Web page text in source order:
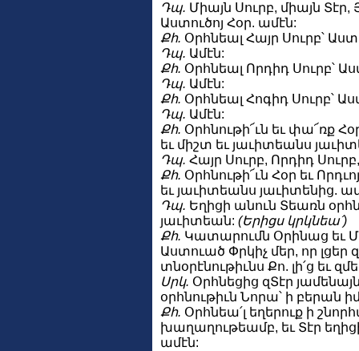
Դպ. Միայն Սուրբ, միայն
Աստուծոյ Հօր. ամէն:
Քհ. Օրհնեալ Հայր Սուրբ՝
Դպ. Ամէն:
Քհ. Օրհնեալ Որդիդ Սուրբ՝
Դպ. Ամէն:
Քհ. Օրհնեալ Հոգիդ Սուրբ՝
Դպ. Ամէն:
Քհ. Օրհնութի՜ւն եւ փա՜ռք
եւ միշտ եւ յաւիտեանս
Դպ. Հայր Սուրբ, Որդիդ
Քհ. Օրհնութի՜ւն Հօր եւ
եւ յաւիտեանս յաւիտենից.
Դպ. Եղիցի անուն Տեառն
յաւիտեան: (Երիցս կրկնեա՛)
Քհ. Կատարումն Օրինաց եւ
Աստուած Փրկիչ մեր, որ
տնօրէնութիւնս Քո. լի՛ց եւ
Սրկ. Օրհնեցից զՏէր
օրհնութիւն Նորա՝ ի բերան
Քհ. Օրհնեա՛լ եղերուք ի
խաղաղութեամբ, եւ Տէր
ամէն: